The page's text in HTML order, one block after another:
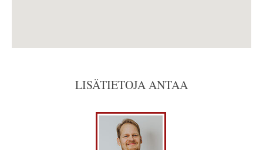
LISÄTIETOJA ANTAA